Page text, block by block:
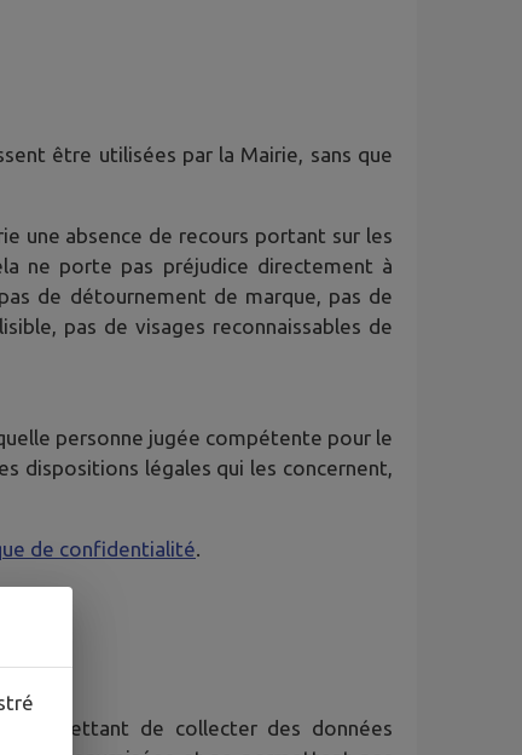
être utilisées par la Mairie, sans que
une absence de recours portant sur les
ne porte pas préjudice directement à
de détournement de marque, pas de
pas de visages reconnaissables de
personne jugée compétente pour le
dispositions légales qui les concernent,
de confidentialité.
) permettant de collecter des données